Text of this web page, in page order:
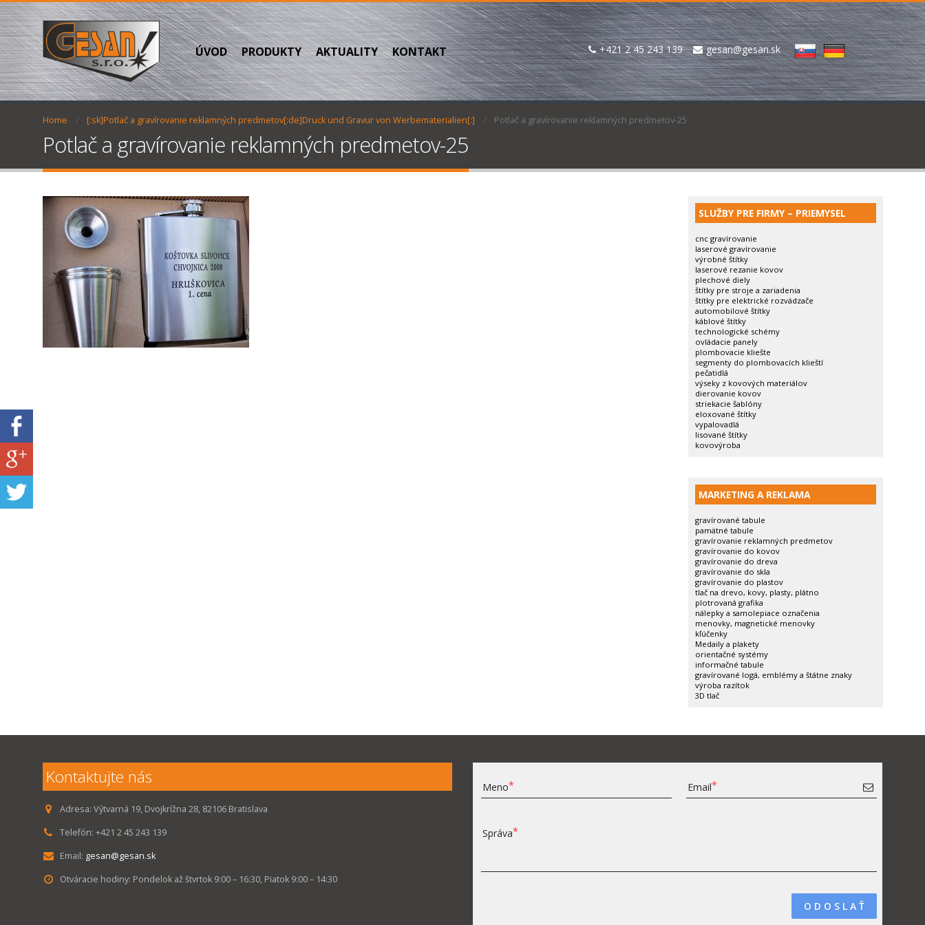
ÚVOD PRODUKTY AKTUALITY KONTAKT +421 2 45 243 139 gesan@gesan.sk
Home [:sk]Potlač a gravírovanie reklamných predmetov[:de]Druck und Gravur von Werbematerialien[:] Potlač a gravírovanie reklamných predmetov-25
Potlač a gravírovanie reklamných predmetov-25
SLUŽBY PRE FIRMY – PRIEMYSEL
cnc gravírovanie
laserové gravírovanie
výrobné štítky
laserové rezanie kovov
plechové diely
štítky pre stroje a zariadenia
štítky pre elektrické rozvádzače
automobilové štítky
káblové štítky
technologické schémy
ovládacie panely
plombovacie kliešte
segmenty do plombovacích klieští
pečatidlá
výseky z kovových materiálov
dierovanie kovov
striekacie šablóny
eloxované štítky
vypalovadlá
lisované štítky
kovovýroba
MARKETING A REKLAMA
gravírované tabule
pamätné tabule
gravírovanie reklamných predmetov
gravírovanie do kovov
gravírovanie do dreva
gravírovanie do skla
gravírovanie do plastov
tlač na drevo, kovy, plasty, plátno
plotrovaná grafika
nálepky a samolepiace označenia
menovky, magnetické menovky
kľúčenky
Medaily a plakety
orientačné systémy
informačné tabule
gravírované logá, emblémy a štátne znaky
výroba razítok
3D tlač
Kontaktujte nás
Adresa: Výtvarná 19, Dvojkrížna 28, 82106 Bratislava
Telefón: +421 2 45 243 139
Email: gesan@gesan.sk
Otváracie hodiny: Pondelok až štvrtok 9:00 – 16:30, Piatok 9:00 – 14:30
Meno Email
Správa
O D O S L A Ť